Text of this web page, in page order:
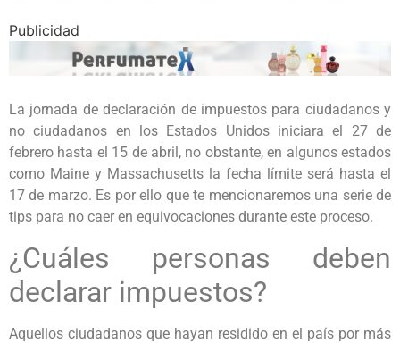
Publicidad
La jornada de declaración de impuestos para ciudadanos y
no ciudadanos en los Estados Unidos iniciara el 27 de
febrero hasta el 15 de abril, no obstante, en algunos estados
como Maine y Massachusetts la fecha límite será hasta el
17 de marzo. Es por ello que te mencionaremos una serie de
tips para no caer en equivocaciones durante este proceso.
¿Cuáles personas deben
declarar impuestos?
Aquellos ciudadanos que hayan residido en el país por más